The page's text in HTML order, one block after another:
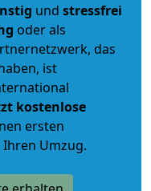
und stressfrei
oder als
das
ist
kostenlose
ersten
Umzug.